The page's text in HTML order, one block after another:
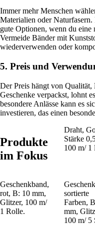
Immer mehr Menschen
Materialien oder
gute Optionen, wenn du eine
Vermeide Bänder mit
wiederverwenden oder
5. Preis und
Der Preis hängt von
Geschenke verpackst, lohnt
besondere Anlässe kann es
investieren, das einen
Produkte
im Fokus
Draht,
Stärke
100 m/ 1
Geschenkband,
rot, B: 10 mm,
Glitzer, 100 m/
1 Rolle.
sortierte
Farben,
mm,
100 m/ 5